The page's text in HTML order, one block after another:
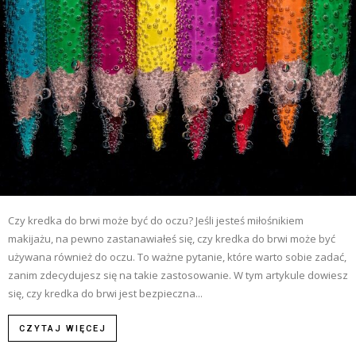
Czy kredka do brwi może być do oczu? Jeśli jesteś miłośnikiem
makijażu, na pewno zastanawiałeś się, czy kredka do brwi może być
używana również do oczu. To ważne pytanie, które warto sobie zadać,
zanim zdecydujesz się na takie zastosowanie. W tym artykule dowiesz
się, czy kredka do brwi jest bezpieczna...
CZYTAJ WIĘCEJ